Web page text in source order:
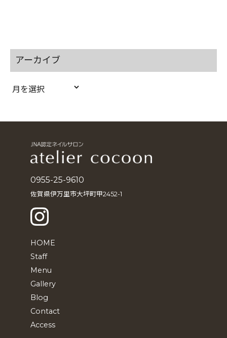
アーカイブ
ア
0955-25-9610
佐賀県伊万里市大坪町甲2452-1
HOME
Staff
Menu
Gallery
Blog
Contact
Access